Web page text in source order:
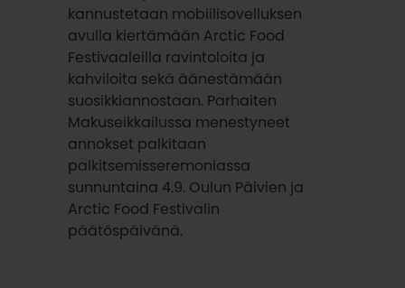
kannustetaan mobiilisovelluksen
avulla kiertämään Arctic Food
Festivaaleilla ravintoloita ja
kahviloita sekä äänestämään
suosikkiannostaan. Parhaiten
Makuseikkailussa menestyneet
annokset palkitaan
palkitsemisseremoniassa
sunnuntaina 4.9. Oulun Päivien ja
Arctic Food Festivalin
päätöspäivänä.